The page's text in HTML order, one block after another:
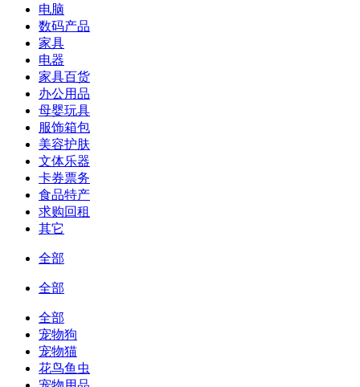
电脑
数码产品
家具
电器
家具百货
办公用品
母婴玩具
服饰箱包
美容护肤
文体乐器
卡券票务
食品特产
求购回租
其它
全部
全部
全部
宠物狗
宠物猫
花鸟鱼虫